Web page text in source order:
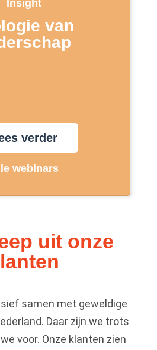
Insight
van
verder
webinars
uit onze
samen met geweldige
Daar zijn we trots
voor. Onze klanten zien